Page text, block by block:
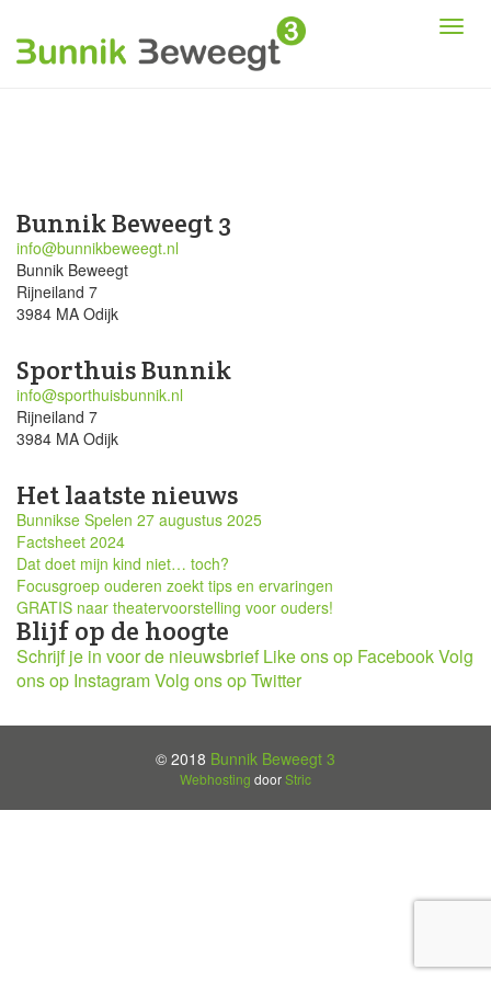
Bunnik Beweegt 3
info@bunnikbeweegt.nl
Bunnik Beweegt
Rijneiland 7
3984 MA Odijk
Sporthuis Bunnik
info@sporthuisbunnik.nl
Rijneiland 7
3984 MA Odijk
Het laatste nieuws
Bunnikse Spelen 27 augustus 2025
Factsheet 2024
Dat doet mijn kind niet… toch?
Focusgroep ouderen zoekt tips en ervaringen
GRATIS naar theatervoorstelling voor ouders!
Blijf op de hoogte
Schrijf je in voor de nieuwsbrief Like ons op FacebookVolg
ons op InstagramVolg ons op Twitter
© 2018 Bunnik Beweegt 3
Webhosting doorStric